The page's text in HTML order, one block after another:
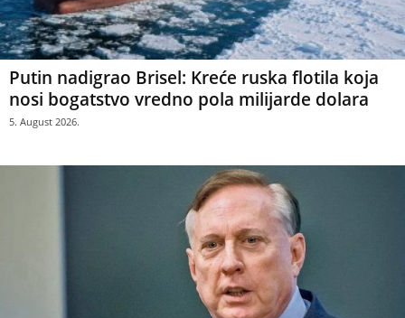
Putin nadigrao Brisel: Kreće ruska flotila koja
nosi bogatstvo vredno pola milijarde dolara
5. August 2026.